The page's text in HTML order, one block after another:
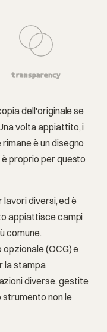
transparency
dell'originale se
volta appiattito, i
è un disegno
proprio per questo
diversi, ed è
appiattisce campi
comune.
(OCG) e
la stampa
diverse, gestite
non le